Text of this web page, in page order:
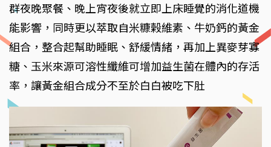
群夜晚聚餐、晚上宵夜後就立即上床睡覺的消化道機
能影響，同時更以萃取自米糠榖維素、牛奶鈣的黃金
組合，整合起幫助睡眠、舒緩情緒，再加上異麥芽寡
糖、玉米來源可溶性纖維可增加益生菌在體內的存活
率，讓黃金組合成分不至於白白被吃下肚